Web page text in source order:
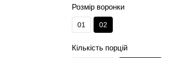
Розмір воронки
01 02
Кількість порцій